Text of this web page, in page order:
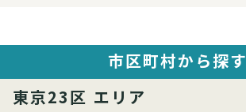
市区町村から探す
東京23区 エリア